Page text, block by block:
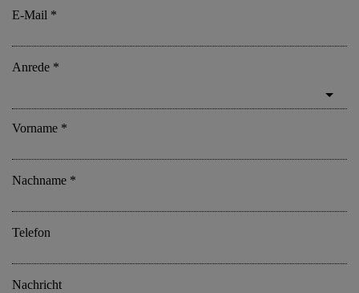
E-Mail
Anrede
Vorname
Nachname
Telefon
Nachricht